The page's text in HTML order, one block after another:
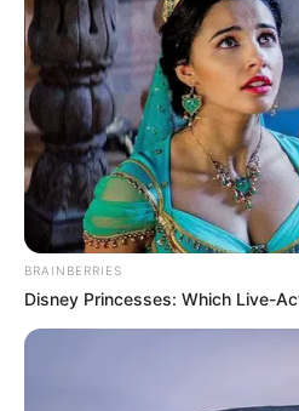
BRAINBERRIES
Disney Princesses: Which Live-